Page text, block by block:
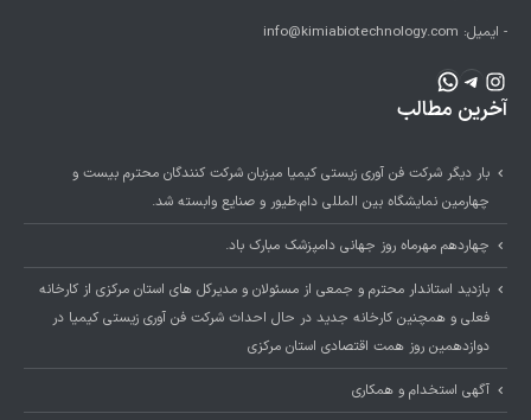
- ایمیل: info@kimiabiotechnology.com
اینستاگرم
تلگرامواتس‌اپ
آخرین مطالب
بار دیگر شرکت فن آوری زیستی کیمیا میزبان شرکت کنندگان محترم بیست و
چهارمین نمایشگاه بین المللی دام،طیور و صنایع وابسته شد.
چهاردهم مهرماه روز جهانی دامپزشک مبارک باد.
بازدید استاندار محترم و جمعی از مسئولان و مدیرکل های استان مرکزی از کارخانه
فعلی و همچنین کارخانه جدید در حال احداث شرکت فن آوری زیستی کیمیا در
دوازدهمین روز همت اقتصادی استان مرکزی
آگهی استخدام و همکاری